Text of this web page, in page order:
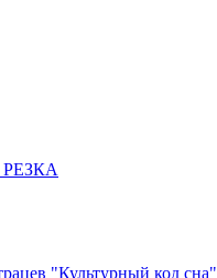
"Культурный код сна"